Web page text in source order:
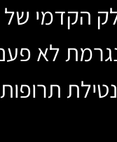
הקדמי
לא
נטילת